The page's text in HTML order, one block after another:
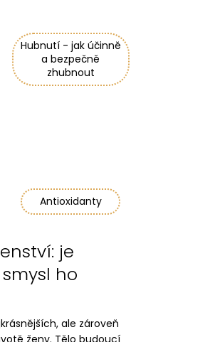
Hubnutí - jak účinně
a bezpečně
zhubnout
Antioxidanty
je
ho
ale zároveň
ženy. Tělo budoucí